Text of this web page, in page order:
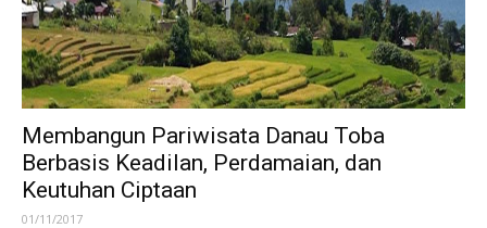
Membangun Pariwisata Danau Toba
Berbasis Keadilan, Perdamaian, dan
Keutuhan Ciptaan
01/11/2017